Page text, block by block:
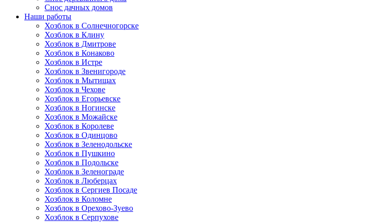
Снос дачных домов
Наши работы
Хозблок в Солнечногорске
Хозблок в Клину
Хозблок в Дмитрове
Хозблок в Конаково
Хозблок в Истре
Хозблок в Звенигороде
Хозблок в Мытищах
Хозблок в Чехове
Хозблок в Егорьевске
Хозблок в Ногинске
Хозблок в Можайске
Хозблок в Королеве
Хозблок в Одинцово
Хозблок в Зеленодольске
Хозблок в Пушкино
Хозблок в Подольске
Хозблок в Зеленограде
Хозблок в Люберцах
Хозблок в Сергиев Посаде
Хозблок в Коломне
Хозблок в Орехово-Зуево
Хозблок в Серпухове